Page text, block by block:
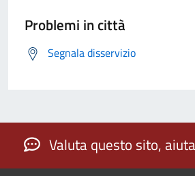
Problemi in città
Segnala disservizio
Valuta questo sito,